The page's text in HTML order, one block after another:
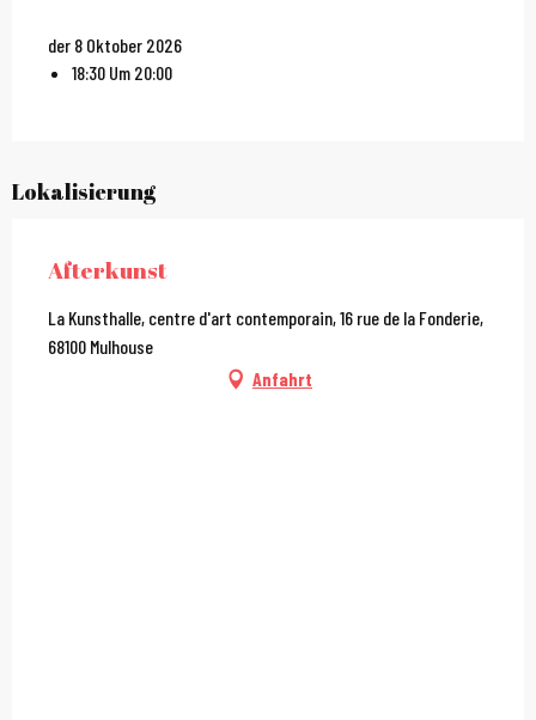
der 8 Oktober 2026
18:30 Um 20:00
Lokalisierung
Afterkunst
La Kunsthalle, centre d'art contemporain, 16 rue de la Fonderie,
68100 Mulhouse
Anfahrt